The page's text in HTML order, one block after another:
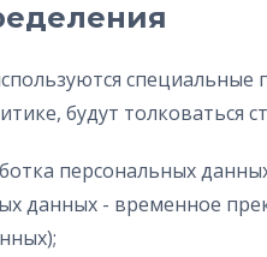
будут толковаться
персональных
данных - временное